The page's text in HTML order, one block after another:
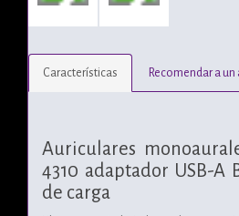
Características Recomendar a
Auriculares
4310 adaptador USB-A
de carga